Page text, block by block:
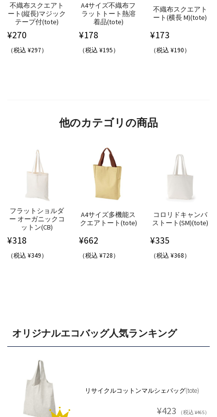
不織布スクエアト
ート(縦長)マジック
テープ付(tote)
¥270
（税込 ¥297）
A4サイズ不織布フ
ラットトート熱溶
着品(tote)
¥178
（税込 ¥195）
不織布スクエアト
ート(横長 M)(tote)
¥173
（税込 ¥190）
他のカテゴリの商品
フラットショルダ
ー オーガニックコ
ットン(CB)
¥318
（税込 ¥349）
A4サイズ多機能ス
クエアトート(tote)
¥662
（税込 ¥728）
コロリドキャンバ
ストート(SM)(tote)
¥335
（税込 ¥368）
オリジナルエコバッグ人気ランキング
リサイクルコットンマルシェバッグ(tote)
¥423 （税込 ¥465）